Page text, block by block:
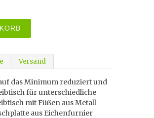
Versand
das Minimum reduziert und
für unterschiedliche
mit Füßen aus Metall
aus Eichenfurnier